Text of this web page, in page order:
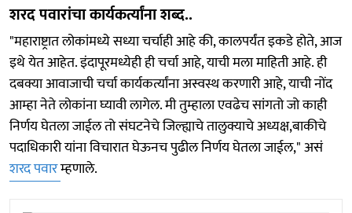
शरद पवारांचा कार्यकर्त्यांना शब्द..
"महाराष्ट्रात लोकांमध्ये सध्या चर्चाही आहे की, कालपर्यंत इकडे होते, आज
इथे येत आहेत. इंदापूरमध्येही ही चर्चा आहे, याची मला माहिती आहे. ही
दबक्या आवाजाची चर्चा कार्यकर्त्यांना अस्वस्थ करणारी आहे, याची नोंद
आम्हा नेते लोकांना घ्यावी लागेल. मी तुम्हाला एवढेच सांगतो जो काही
निर्णय घेतला जाईल तो संघटनेचे जिल्ह्याचे तालुक्याचे अध्यक्ष,बाकीचे
पदाधिकारी यांना विचारात घेऊनच पुढील निर्णय घेतला जाईल," असं
शरद पवारम्हणाले.